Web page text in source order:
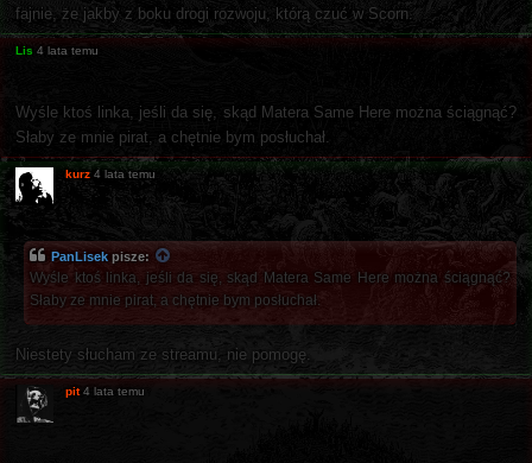
fajnie, że jakby z boku drogi rozwoju, którą czuć w Scorn.
Lis 4 lata temu
Wyśle ktoś linka, jeśli da się, skąd Matera Same Here można ściągnąć?
Słaby ze mnie pirat, a chętnie bym posłuchał.
kurz 4 lata temu
PanLisek pisze:
Wyśle ktoś linka, jeśli da się, skąd Matera Same Here można ściągnąć?
Słaby ze mnie pirat, a chętnie bym posłuchał.
Niestety słucham ze streamu, nie pomogę.
pit 4 lata temu